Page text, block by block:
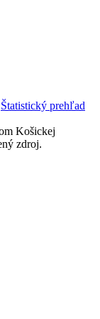
Štatistický prehľad
Košickej
zdroj.